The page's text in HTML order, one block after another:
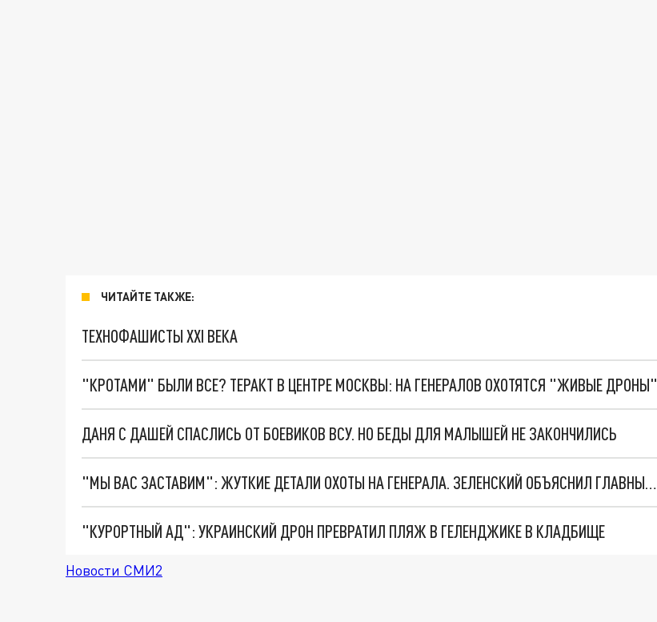
ЧИТАЙТЕ ТАКЖЕ:
ТЕХНОФАШИСТЫ XXI ВЕКА
"КРОТАМИ" БЫЛИ ВСЕ? ТЕРАКТ В ЦЕНТРЕ МОСКВЫ: НА ГЕНЕРАЛОВ ОХОТЯТСЯ "ЖИВЫЕ ДРОНЫ"
ДАНЯ С ДАШЕЙ СПАСЛИСЬ ОТ БОЕВИКОВ ВСУ. НО БЕДЫ ДЛЯ МАЛЫШЕЙ НЕ ЗАКОНЧИЛИСЬ
"МЫ ВАС ЗАСТАВИМ": ЖУТКИЕ ДЕТАЛИ ОХОТЫ НА ГЕНЕРАЛА. ЗЕЛЕНСКИЙ ОБЪЯСНИЛ ГЛАВНЫЙ СМЫСЛ ТЕРАКТА В ЦЕНТРЕ МОСКВЫ
"КУРОРТНЫЙ АД": УКРАИНСКИЙ ДРОН ПРЕВРАТИЛ ПЛЯЖ В ГЕЛЕНДЖИКЕ В КЛАДБИЩЕ
Новости СМИ2